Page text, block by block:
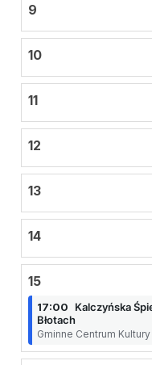
9
10
11
12
13
14
15
17:00
Kalczyńska
Błotach
Gminne Centrum Kultury